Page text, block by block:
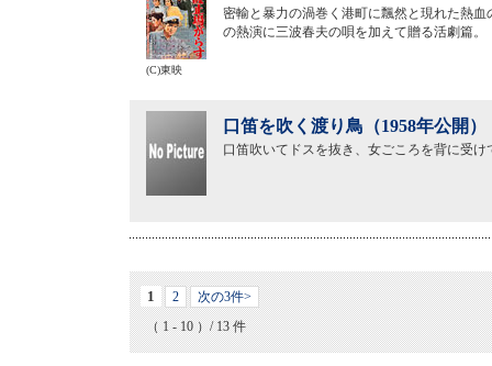
密輸と暴力の渦巻く港町に飄然と現れた熱
の熱演に三波春夫の唄を加えて贈る活劇篇。
(C)東映
口笛を吹く渡り鳥（1958年公開）
口笛吹いてドスを抜き、女ごころを背に受
1 2
次の3件>
（ 1 - 10 ）/ 13 件